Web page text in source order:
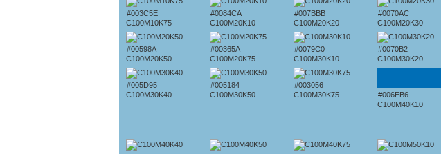
#003C5E
C100M10K75
#0084CA
C100M20K10
#007BBB
C100M20K20
#0070AC
C100M20K30
#00598A
C100M20K50
#00365A
C100M20K75
#0079C0
C100M30K10
#0070B2
C100M30K20
#005D95
C100M30K40
#005184
C100M30K50
#003056
C100M30K75
#006EB6
C100M40K10